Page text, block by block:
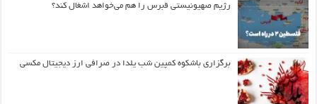
رژیم صهیونیستی قبرس را هم می‌خواهد اشغال کند؟
برگزاری باشکوه کمپین شب یلدا در صرافی ارز دیجیتال مکسی